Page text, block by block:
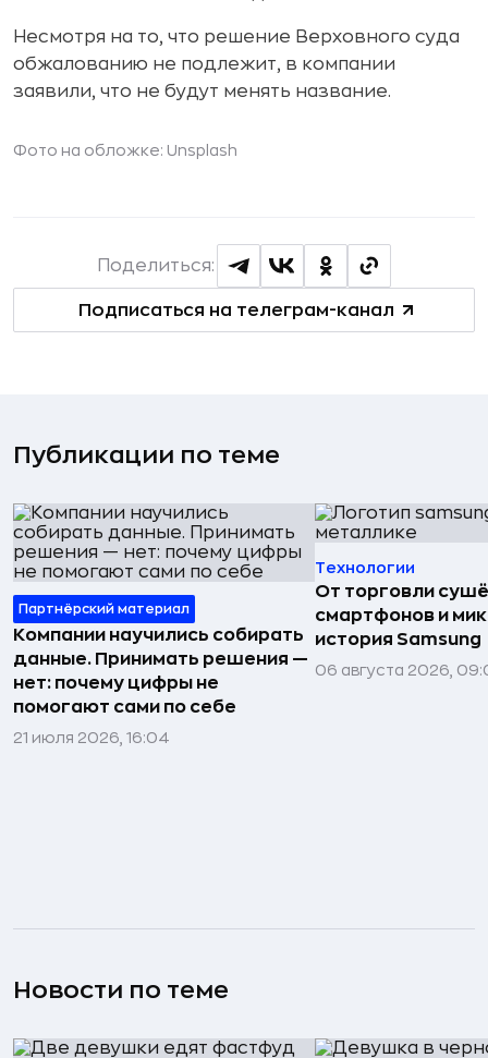
Несмотря на то, что решение Верховного суда
обжалованию не подлежит, в компании
заявили, что не будут менять название.
Фото на обложке: Unsplash
Подписаться на телеграм-канал
Поделиться:
Публикации по теме
Партнёрский материал
Компании научились собирать
данные. Принимать решения —
нет: почему цифры не
помогают сами по себе
21 июля 2026, 16:04
Технологии
От торговли
смартфонов и
история Samsung
06 августа 2026,
Новости по теме